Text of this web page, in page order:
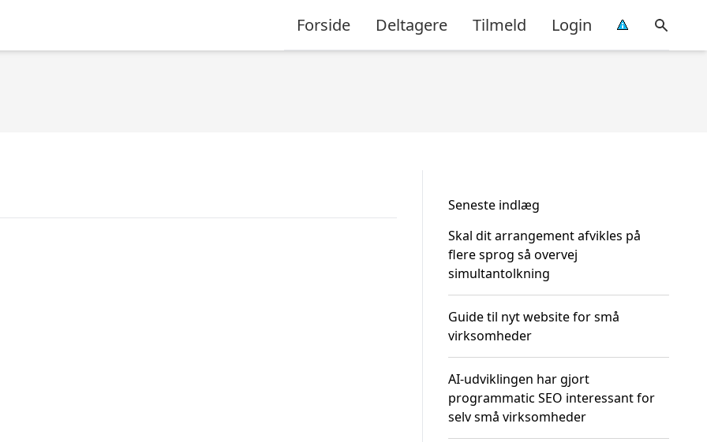
Forside Deltagere Tilmeld Login
Seneste indlæg
Skal dit arrangement afvikles på
flere sprog så overvej
simultantolkning
Guide til nyt website for små
virksomheder
AI-udviklingen har gjort
programmatic SEO interessant for
selv små virksomheder